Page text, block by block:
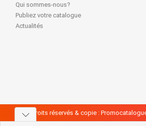
Qui sommes-nous?
Publiez votre catalogue
Actualités
Tous droits réservés & copie :